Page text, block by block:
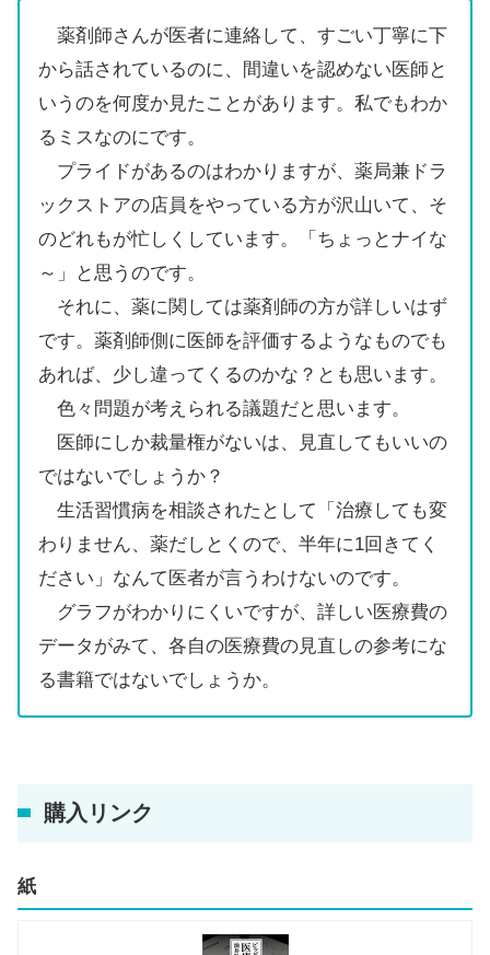
薬剤師さんが医者に連絡して、すごい丁寧に下
から話されているのに、間違いを認めない医師と
いうのを何度か見たことがあります。私でもわか
るミスなのにです。
プライドがあるのはわかりますが、薬局兼ドラ
ックストアの店員をやっている方が沢山いて、そ
のどれもが忙しくしています。「ちょっとナイな
～」と思うのです。
それに、薬に関しては薬剤師の方が詳しいはず
です。薬剤師側に医師を評価するようなものでも
あれば、少し違ってくるのかな？とも思います。
色々問題が考えられる議題だと思います。
医師にしか裁量権がないは、見直してもいいの
ではないでしょうか？
生活習慣病を相談されたとして「治療しても変
わりません、薬だしとくので、半年に1回きてく
ださい」なんて医者が言うわけないのです。
グラフがわかりにくいですが、詳しい医療費の
データがみて、各自の医療費の見直しの参考にな
る書籍ではないでしょうか。
購入リンク
紙